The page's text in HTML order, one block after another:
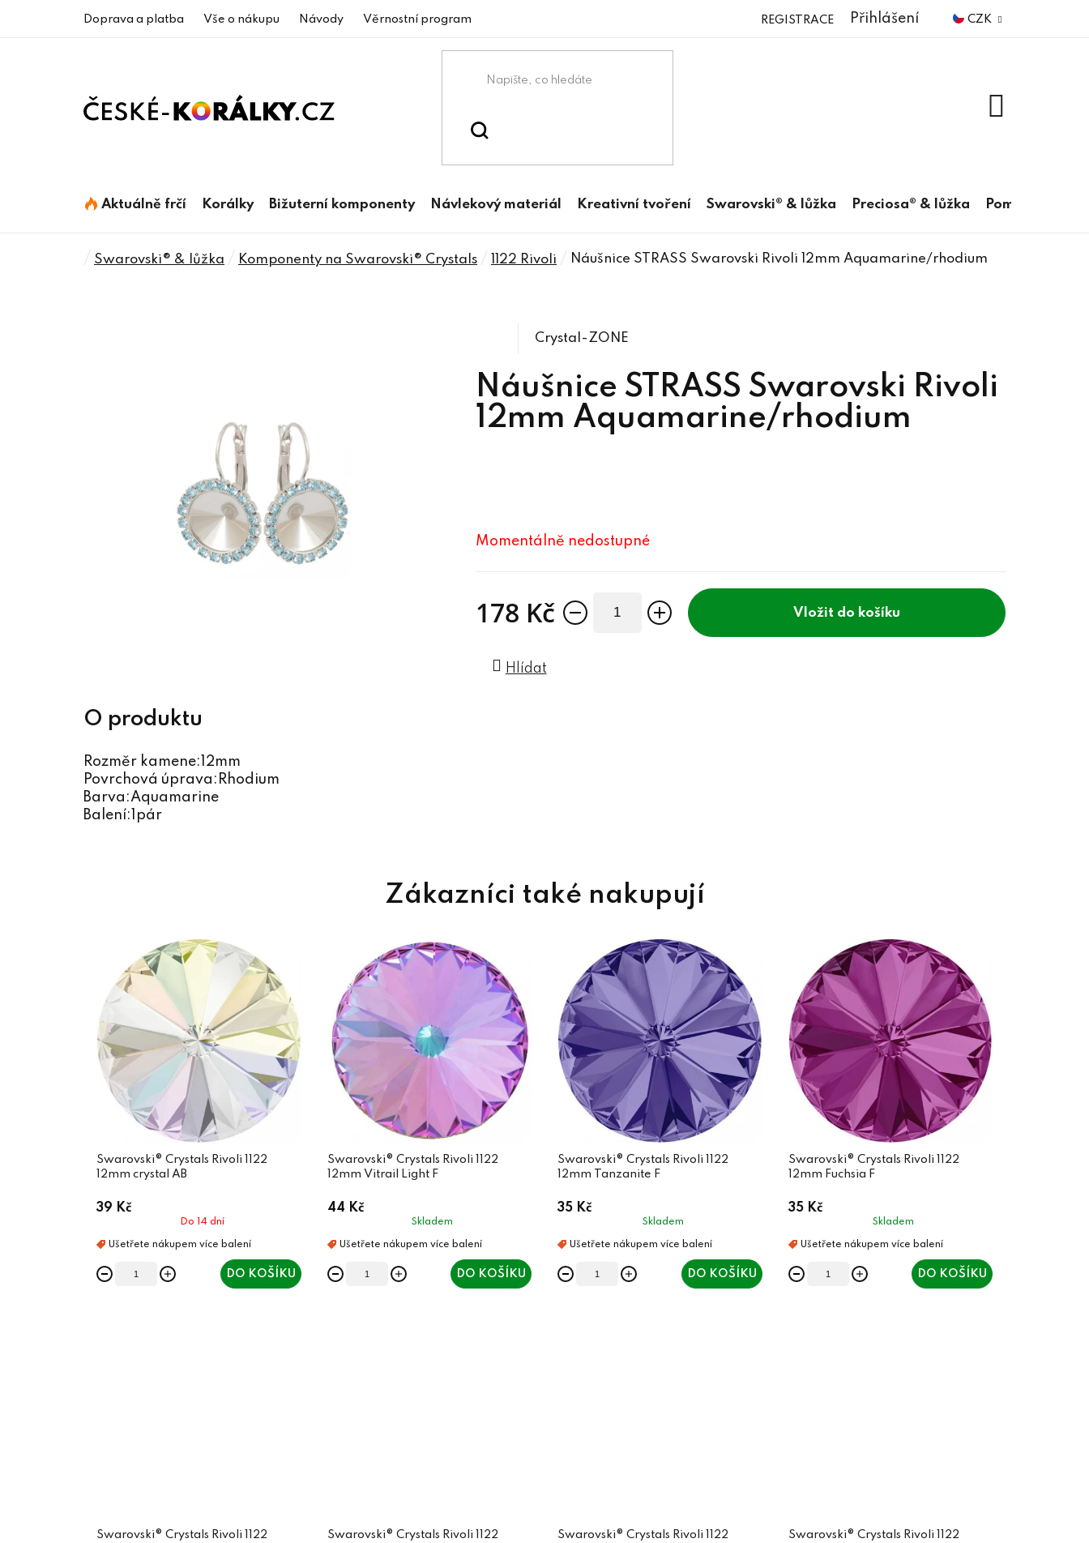
Doprava a platba Vše o nákupu Návody Věrnostní program CZK
Přihlášení
REGISTRACE
Aktuálně frčí Korálky Bižuterní komponenty Návlekový materiál Kreativní tvoření Swarovski® & lůžka Preciosa® & lůžka Pomůcky
Domů
Swarovski® & lůžka Komponenty na Swarovski® Crystals 1122 Rivoli Náušnice STRASS Swarovski Rivoli 12mm Aquamarine/rhodium
Náušnice STRASS Swarovski Rivoli
12mm Aquamarine/rhodium
Crystal-ZONE
Momentálně nedostupné
178 Kč do košíku
Hlídat
Rozměr kamene:12mm
Povrchová úprava:Rhodium
Barva:Aquamarine
Balení:1pár
Swarovski® Crystals Rivoli 1122
12mm crystal AB
39 Kč
Do 14 dní
DO KOŠÍKU
Swarovski® Crystals Rivoli 1122
12mm Vitrail Light F
44 Kč
Skladem
DO KOŠÍKU
Swarovski® Crystals Rivoli 1122
12mm Tanzanite F
35 Kč
Skladem
DO KOŠÍKU
Swarovski® Crystals Rivoli 1122
12mm Fuchsia F
35 Kč
Skladem
DO KOŠÍKU
Swarovski® Crystals Rivoli 1122
Swarovski® Crystals Rivoli 1122
Swarovski® Crystals Rivoli 1122
Swarovski® Crystals Rivoli 1122